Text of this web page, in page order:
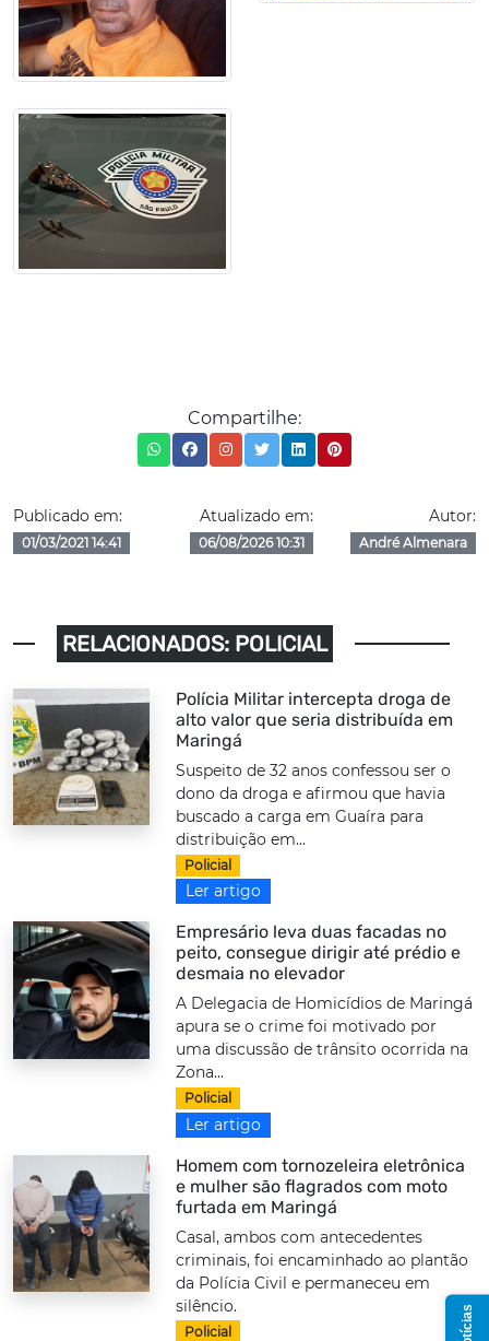
Compartilhe:
Publicado em:
01/03/2021 14:41
Atualizado em:
06/08/2026 10:31
Autor:
André Almenara
RELACIONADOS: POLICIAL
Polícia Militar intercepta droga de
alto valor que seria distribuída em
Maringá
Suspeito de 32 anos confessou ser o
dono da droga e afirmou que havia
buscado a carga em Guaíra para
distribuição em...
Policial
Ler artigo
Empresário leva duas facadas no
peito, consegue dirigir até prédio e
desmaia no elevador
A Delegacia de Homicídios de Maringá
apura se o crime foi motivado por
uma discussão de trânsito ocorrida na
Zona...
Policial
Ler artigo
Homem com tornozeleira eletrônica
e mulher são flagrados com moto
furtada em Maringá
Casal, ambos com antecedentes
criminais, foi encaminhado ao plantão
da Polícia Civil e permaneceu em
silêncio.
Policial